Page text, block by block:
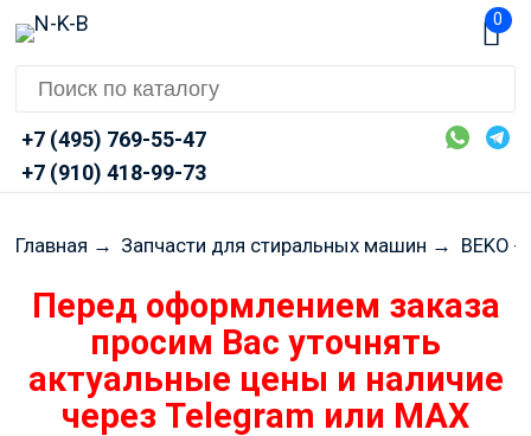
0
+7 (495) 769-55-47
+7 (910) 418-99-73
Главная → Запчасти для стиральных машин → BEKO -
Перед оформлением заказа
просим Вас уточнять
актуальные цены и наличие
через Telegram или MAX